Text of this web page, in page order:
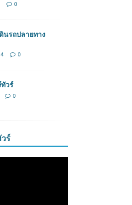
0
นรถปลายทาง
0
วร์
0
ร์